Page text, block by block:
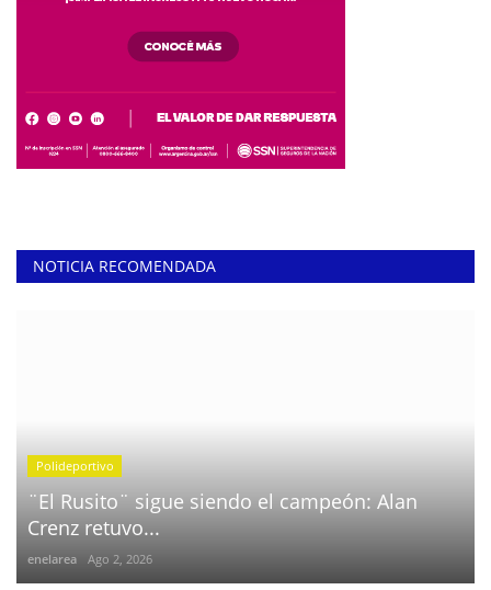
NOTICIA RECOMENDADA
Polideportivo
¨El Rusito¨ sigue siendo el campeón: Alan
Crenz retuvo...
enelarea Ago 2, 2026